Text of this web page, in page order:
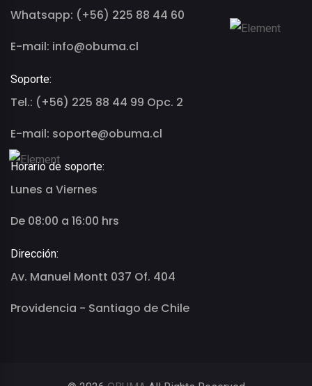
Whatsapp: (+56) 225 88 44 60
E-mail: info@obuma.cl
Soporte:
Tel.: (+56) 225 88 44 99 Opc. 2
E-mail: soporte@obuma.cl
Horario de soporte:
Lunes a Viernes
De 08:00 a 16:00 hrs
Dirección:
Av. Manuel Montt 037 Of. 404
Providencia - Santiago de Chile